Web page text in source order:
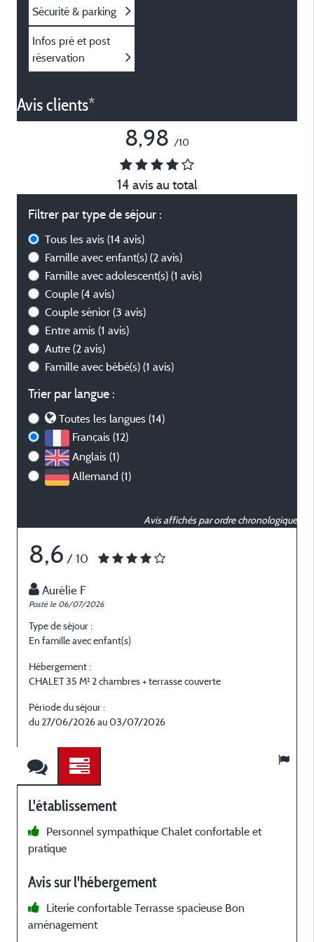
Sécurité & parking
Infos pré et post
réservation
Avis clients*
8,98 /10
14 avis au total
Filtrer par type de séjour :
Tous les avis (14 avis)
Famille avec enfant(s) (2 avis)
Famille avec adolescent(s) (1 avis)
Couple (4 avis)
Couple sénior (3 avis)
Entre amis (1 avis)
Autre (2 avis)
Famille avec bébé(s) (1 avis)
Trier par langue :
Toutes les langues (14)
Français (12)
Anglais (1)
Allemand (1)
Avis affichés par ordre chronologique
8,6 / 10
Aurélie F
Posté le 06/07/2026
Type de séjour :
En famille avec enfant(s)
Hébergement :
CHALET 35 M² 2 chambres + terrasse couverte
Période du séjour :
du 27/06/2026 au 03/07/2026
L'établissement
Personnel sympathique Chalet confortable et
pratique
Avis sur l'hébergement
Literie confortable Terrasse spacieuse Bon
aménagement